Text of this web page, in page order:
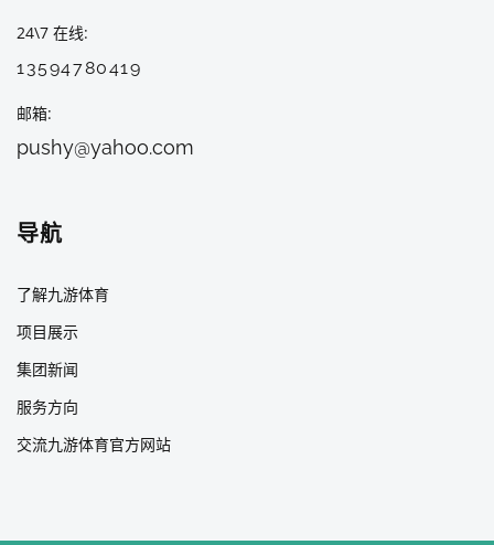
24\7 在线
13594780419
邮箱
pushy@yahoo.com
导航
了解九游体育
项目展示
集团新闻
服务方向
交流九游体育官方网站